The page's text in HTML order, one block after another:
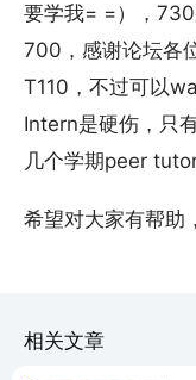
要学我= =），
700，感谢论坛各
T110，不过可以
Intern是硬伤，只
几个学期peer tutor
希望对大家有帮助
相关文章